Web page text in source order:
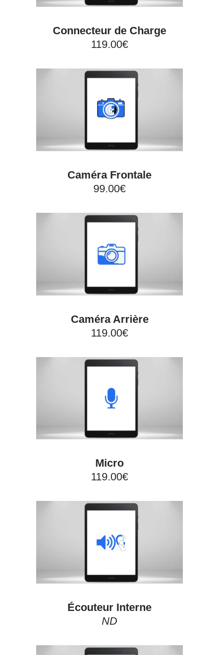
Connecteur de Charge
119.00€
Caméra Frontale
99.00€
Caméra Arrière
119.00€
Micro
119.00€
Écouteur Interne
ND